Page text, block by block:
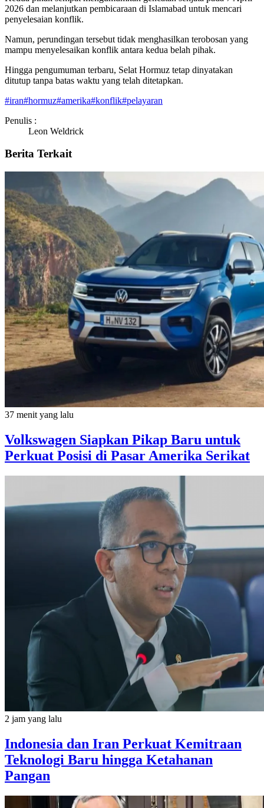
2026 dan melanjutkan pembicaraan di Islamabad untuk mencari
penyelesaian konflik.
Namun, perundingan tersebut tidak menghasilkan terobosan yang
mampu menyelesaikan konflik antara kedua belah pihak.
Hingga pengumuman terbaru, Selat Hormuz tetap dinyatakan
ditutup tanpa batas waktu yang telah ditetapkan.
#iran#hormuz#amerika#konflik#pelayaran
Penulis :
Leon Weldrick
Berita Terkait
37 menit yang lalu
Volkswagen Siapkan Pikap Baru untuk
Perkuat Posisi di Pasar Amerika Serikat
2 jam yang lalu
Indonesia dan Iran Perkuat Kemitraan
Teknologi Baru hingga Ketahanan
Pangan